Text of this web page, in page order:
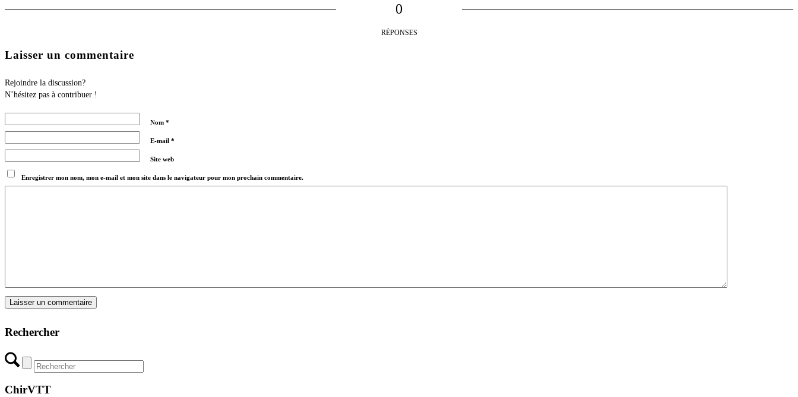
0
RÉPONSES
Laisser un commentaire
Rejoindre la discussion?
N’hésitez pas à contribuer !
Nom *
E-mail *
Site web
Enregistrer mon nom, mon e-mail et mon site dans le navigateur pour mon prochain commentaire.
Rechercher
ChirVTT